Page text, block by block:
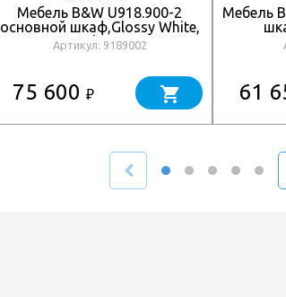
Мебель B&W U918.900-2
основной шкаф,Glossy White,
Blum
направляющие,кварцевая
Артикул: 9189002
75 600 ₽
Мебель
61